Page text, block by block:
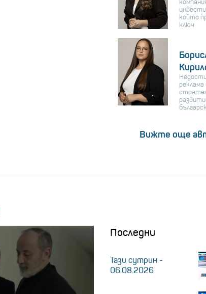
който
ключ
реклама
Вижте още
Последни
Тази сутрин -
06.08.2026